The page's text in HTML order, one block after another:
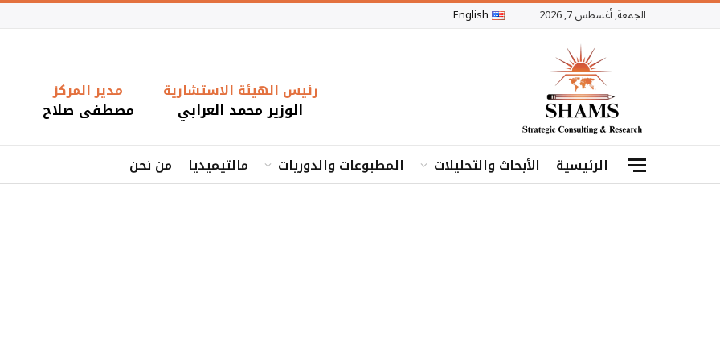
الجمعة, أغسطس 7, 2026 English
رئيس الهيئة الاستشارية
الوزير محمد العرابي
مدير المركز
مصطفى صلاح
الرئيسية الأبحاث والتحليلات المطبوعات والدوريات مالتيميديا من نحن